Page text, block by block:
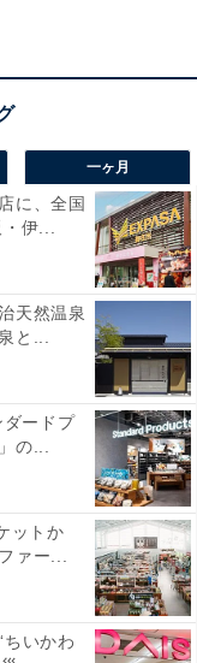
一ヶ月
に、全国
伊...
天然温泉
と...
ダードプ
の...
ットか
ァー...
ちいかわ